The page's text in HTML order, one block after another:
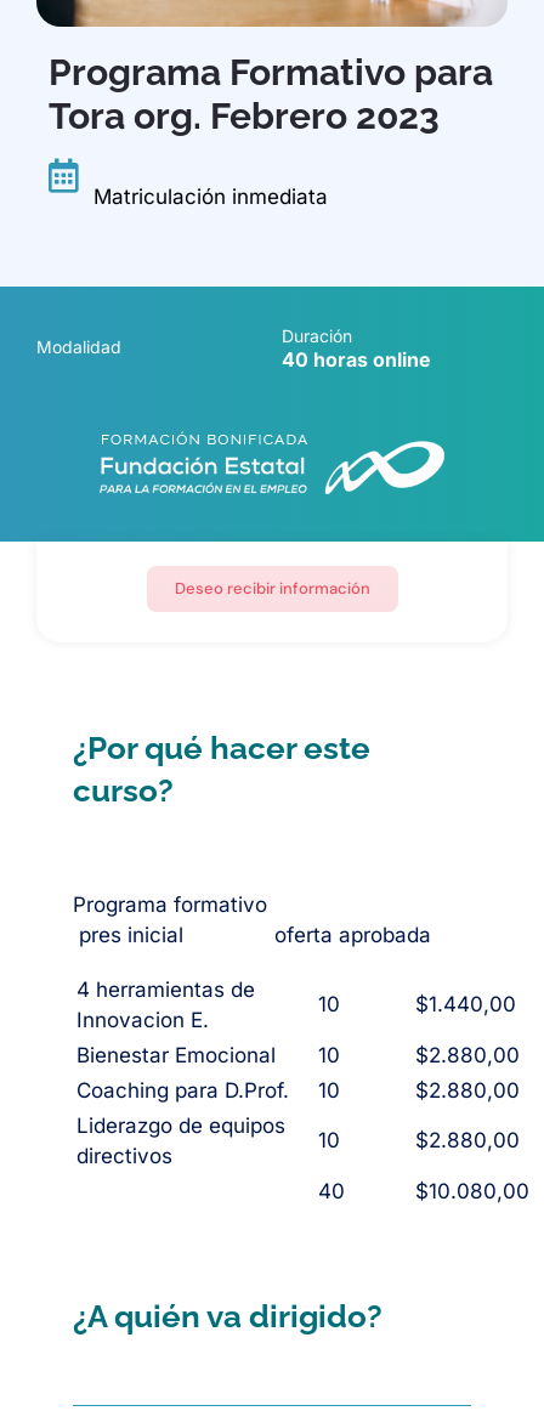
Programa Formativo para
Tora org. Febrero 2023
Matriculación inmediata
Modalidad
Duración
40 horas online
Deseo recibir información
¿Por qué hacer este
curso?
Programa formativo
pres inicial oferta aprobada
4 herramientas de
Innovacion E.
10 $1.440,00
Bienestar Emocional 10
$2.880,00
Coaching para D.Prof.
10
$2.880,00
Liderazgo de equipos
directivos
10 $2.880,00
40 $10.080,00
¿A quién va dirigido?